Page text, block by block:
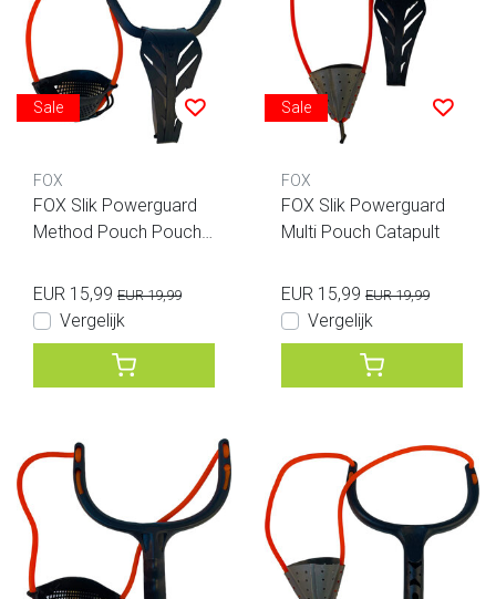
Sale
FOX
FOX Slik Powerguard
Method Pouch Pouch
EUR 15,99 EUR 19,99
Vergelijk
Sale
FOX
FOX Slik Powerguard
Multi Pouch Catapult
EUR 15,99 EUR 19,99
Vergelijk